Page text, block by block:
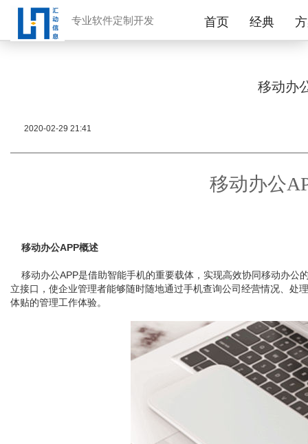
专业软件定制开发 首页 经典
移动办
2020-02-29 21:41
移动办公
移动办公APP概述
移动办公APP是借助智能手机的重要载体，实现高效协同移动办公
立接口，使企业管理者能够随时随地通过手机查询公司经营情况、处
体贴的管理工作体验。